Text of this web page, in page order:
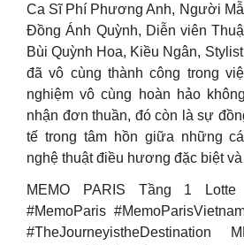
Ca Sĩ Phí Phương Anh, Người
Đồng Ánh Quỳnh, Diễn viên
Bùi Quỳnh Hoa, Kiều Ngân,
đã vô cùng thành công trong
nghiệm vô cùng hoàn hảo
nhận đơn thuần, đó còn là sự
tế trong tâm hồn giữa những
nghệ thuật điều hương đặc biệt
MEMO PARIS Tầng 1 Lotte
#MemoParis